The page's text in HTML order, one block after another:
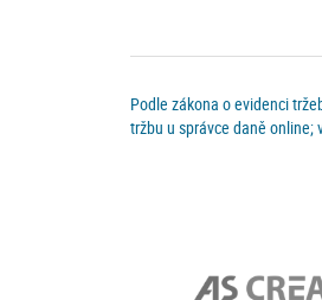
Podle zákona o evidenci
tržbu u správce daně online;